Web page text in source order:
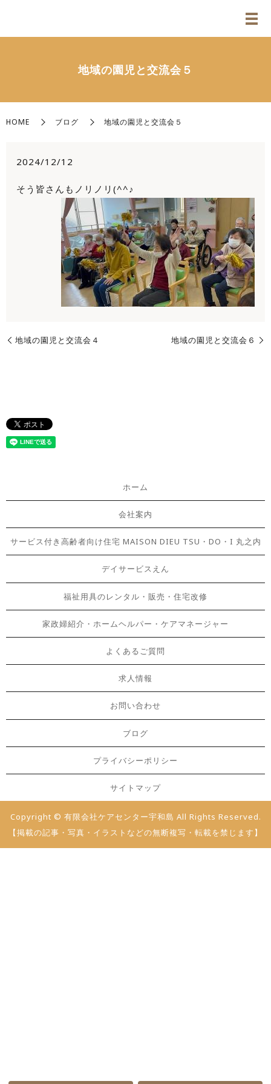
地域の園児と交流会５
HOME ブログ 地域の園児と交流会５
2024/12/12
そう皆さんもノリノリ(^^♪
地域の園児と交流会４ 地域の園児と交流会６
ホーム
会社案内
サービス付き高齢者向け住宅 MAISON DIEU TSU・DO・I 丸之内
デイサービスえん
福祉用具のレンタル・販売・住宅改修
家政婦紹介・ホームヘルパー・ケアマネージャー
よくあるご質問
求人情報
お問い合わせ
ブログ
プライバシーポリシー
サイトマップ
Copyright © 有限会社ケアセンター宇和島 All Rights Reserved.
【掲載の記事・写真・イラストなどの無断複写・転載を禁じます】